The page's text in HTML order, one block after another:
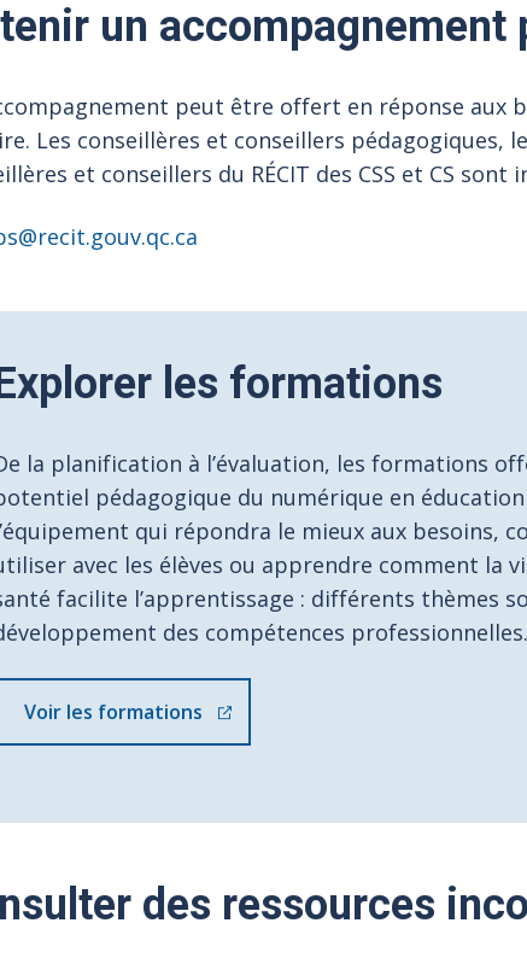
un accompagnement
peut être offert en réponse aux
Les conseillères et conseillers pédagogiques,
et conseillers du RÉCIT des CSS et CS
les formations
la planification à l’évaluation, les formations
pédagogique du numérique en
qui répondra le mieux aux besoins,
avec les élèves ou apprendre comment la
facilite l’apprentissage : différents thèmes
des compétences professionnelles.
Voir les formations
des ressources